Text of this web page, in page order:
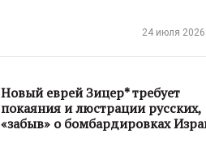
24 июля 2026
Новый еврей Зицер* требует
покаяния и люстрации русских,
«забыв» о бомбардировках